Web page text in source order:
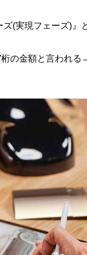
(実現フェーズ)』
の金額と言われる